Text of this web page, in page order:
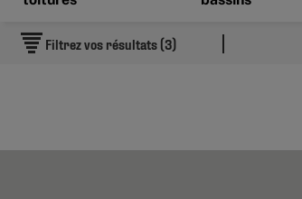
Filtrez vos résultats (3)